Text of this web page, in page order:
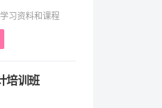
习资料和课程
培训班